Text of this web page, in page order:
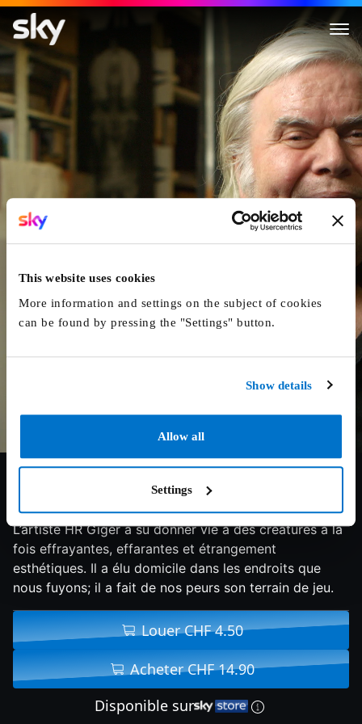
This website uses cookies
More information and settings on the subject of cookies
can be found by pressing the "Settings" button.
Show details
Allow all
Settings
Dark Star - L'Univers De HR
6.9/10 2014 95 min Documentaire
Qui se cache derrière le créateur du célèbre ALIEN?
L’artiste HR Giger a su donner vie à des créatures à la
fois effrayantes, effarantes et étrangement
esthétiques. Il a élu domicile dans les endroits que
nous fuyons; il a fait de nos peurs son terrain de jeu.
Louer CHF 4.50
Acheter CHF 14.90
Disponible sur